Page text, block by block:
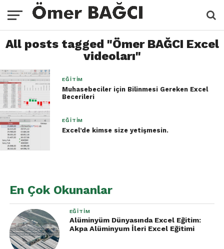
All posts tagged "Ömer BAĞCI Excel
videoları"
EĞITIM
Muhasebeciler için Bilinmesi Gereken Excel
Becerileri
EĞITIM
Excel’de kimse size yetişmesin.
En Çok Okunanlar
EĞITIM
Alüminyüm Dünyasında Excel Eğitim:
Akpa Alüminyum İleri Excel Eğitimi